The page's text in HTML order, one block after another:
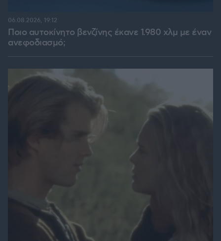
Ποιο αυτοκίνητο βενζίνης έκανε 1.980 χλμ με έναν
ανεφοδιασμό;
06.08.2026, 19:12